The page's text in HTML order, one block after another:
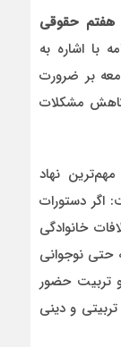
هفتم حقوقی
با اشاره به
بر ضرورت
کاهش مشکلات
نهاد
دستورات
خانوادگی
حتی نوجوانی
و تربیت حضور
و دینی